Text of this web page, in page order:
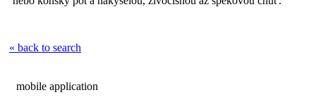
« back to search
mobile application